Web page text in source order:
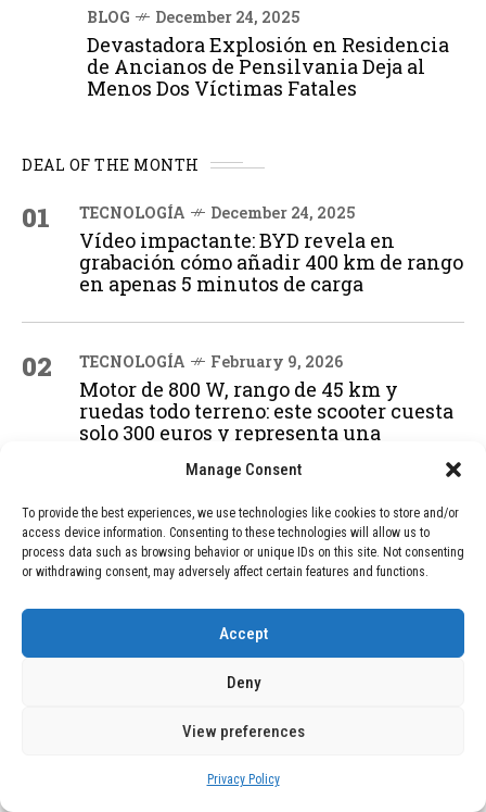
Manage Consent
To provide the best experiences, we use technologies like cookies to store and/or
access device information. Consenting to these technologies will allow us to
process data such as browsing behavior or unique IDs on this site. Not consenting
or withdrawing consent, may adversely affect certain features and functions.
Accept
Deny
View preferences
Privacy Policy
BLOG December 24, 2025
Devastadora Explosión en Residencia
de Ancianos de Pensilvania Deja al
Menos Dos Víctimas Fatales
DEAL OF THE MONTH
01 TECNOLOGÍA December 24, 2025
Vídeo impactante: BYD revela en
grabación cómo añadir 400 km de rango
en apenas 5 minutos de carga
02 TECNOLOGÍA February 9, 2026
Motor de 800 W, rango de 45 km y
ruedas todo terreno: este scooter cuesta
solo 300 euros y representa una
03 BLOG December 24, 2025
GAME se Une a la Oferta de Balizas V16
Geolocalizadas, Obligatorias a Partir de
2026
December 24, 2025
de Ancianos de Pensilvania Deja al